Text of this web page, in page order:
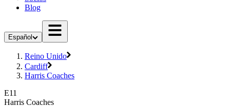
Blog
Español
Reino Unido
Cardiff
Harris Coaches
E11
Harris Coaches